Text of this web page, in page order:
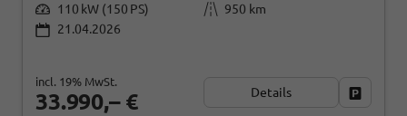
110 kW (150 PS)
950 km
21.04.2026
33.990,– €
incl. 19% MwSt.
Details